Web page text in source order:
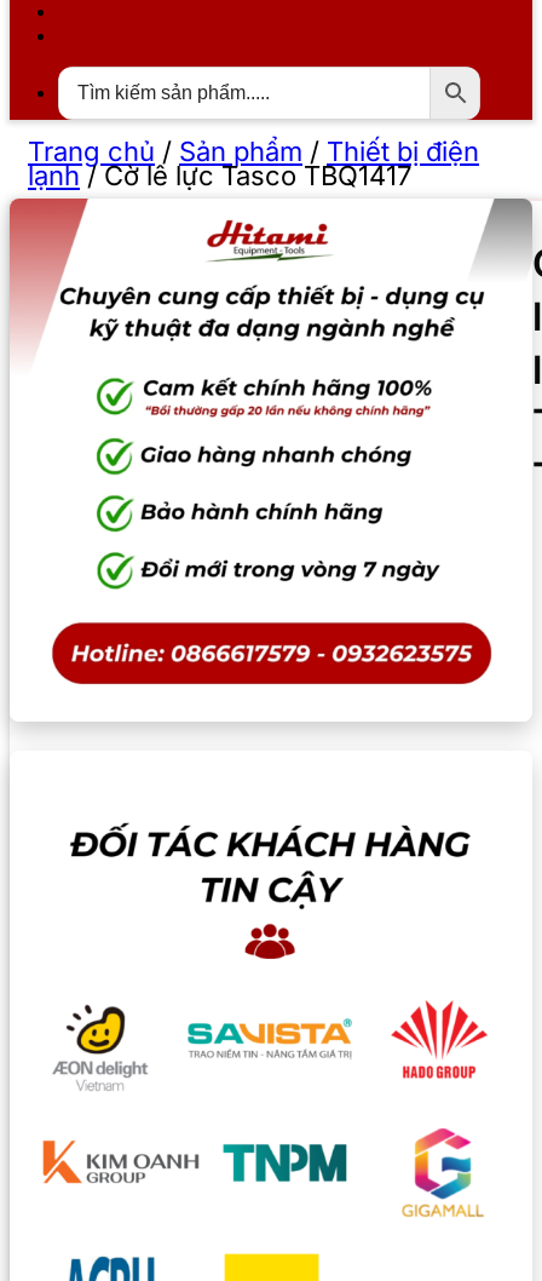
Trang chủ / Sản phẩm / Thiết bị điện
lạnh/Cờ lê lực Tasco TBQ1417